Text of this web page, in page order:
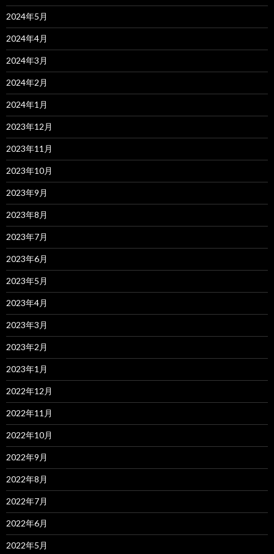
2024年5月
2024年4月
2024年3月
2024年2月
2024年1月
2023年12月
2023年11月
2023年10月
2023年9月
2023年8月
2023年7月
2023年6月
2023年5月
2023年4月
2023年3月
2023年2月
2023年1月
2022年12月
2022年11月
2022年10月
2022年9月
2022年8月
2022年7月
2022年6月
2022年5月